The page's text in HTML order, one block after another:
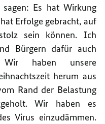
Es hat Wirkung
Erfolge gebracht, auf
sein können. Ich
Bürgern dafür auch
haben unsere
herum aus
Rand der Belastung
Wir haben es
Virus einzudämmen.